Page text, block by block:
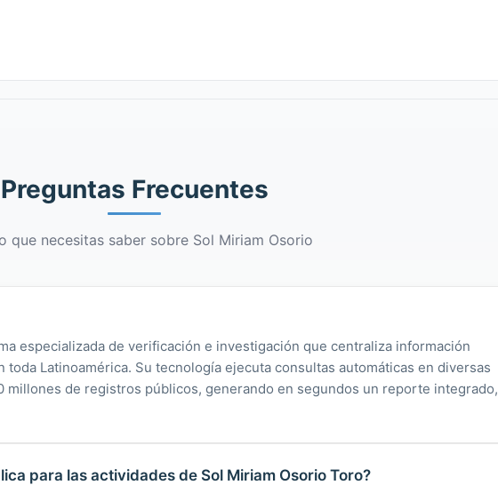
Preguntas Frecuentes
que necesitas saber sobre Sol Miriam Osorio
especializada de verificación e investigación que centraliza información
toda Latinoamérica. Su tecnología ejecuta consultas automáticas en diversas
millones de registros públicos, generando en segundos un reporte integrado,
para las actividades de Sol Miriam Osorio Toro?